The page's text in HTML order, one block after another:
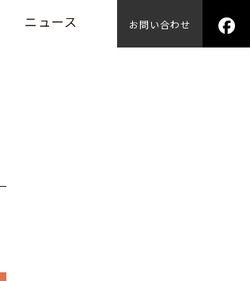
ニュース お問い合わせ